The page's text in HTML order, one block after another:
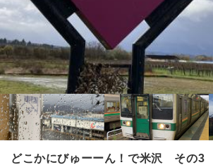
どこかにびゅーーん！で米沢 その3